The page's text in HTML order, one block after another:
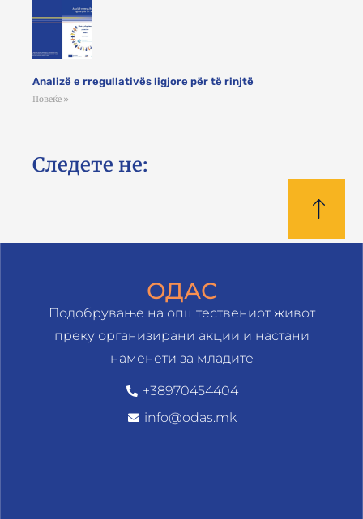
Analizë e rregullativës ligjore për të rinjtë
Повеќе »
Следете не:
ОДАС
Подобрување на општествениот живот
преку организирани акции и настани
наменети за младите
+38970454404
info@odas.mk